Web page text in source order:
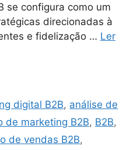
se configura como um
direcionadas à
e fidelização … Ler
digital B2B, análise de
de marketing B2B, B2B,
de vendas B2B,